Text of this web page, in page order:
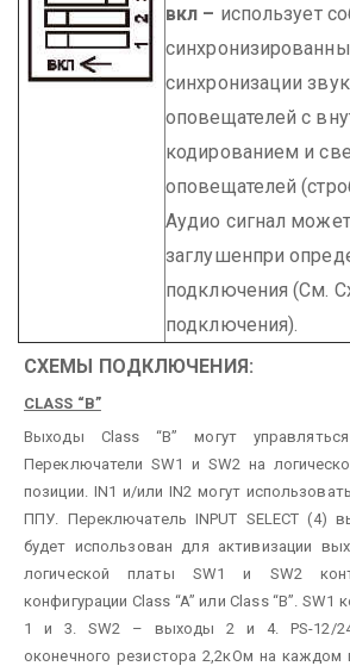
вкл – использует
синхронизации
оповещателей с
кодированием и
оповещателей
Аудио сигнал
заглушенпри
подключения (См.
подключения).
СХЕМЫ ПОДКЛЮЧЕНИЯ:
CLASS “B”
Выходы Class “B” могут
Переключатели SW1 и SW2 на
позиции. IN1 и/или IN2 могут
ППУ. Переключатель INPUT SELECT (4)
будет использован для активизации
логической платы SW1 и SW2
конфигурации Class “A” или Class “B”.
1 и 3. SW2 – выходы 2 и 4.
PS-12/
оконечного резистора 2,2кОм на каждом